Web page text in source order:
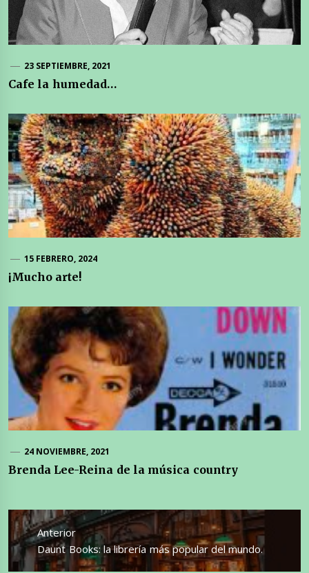
23 SEPTIEMBRE, 2021
Cafe la humedad…
15 FEBRERO, 2024
¡Mucho arte!
24 NOVIEMBRE, 2021
Brenda Lee-Reina de la música country
Navegación
de
entradas
Anterior
Entrada
anterior:
Daunt Books: la librería más popular del mundo.